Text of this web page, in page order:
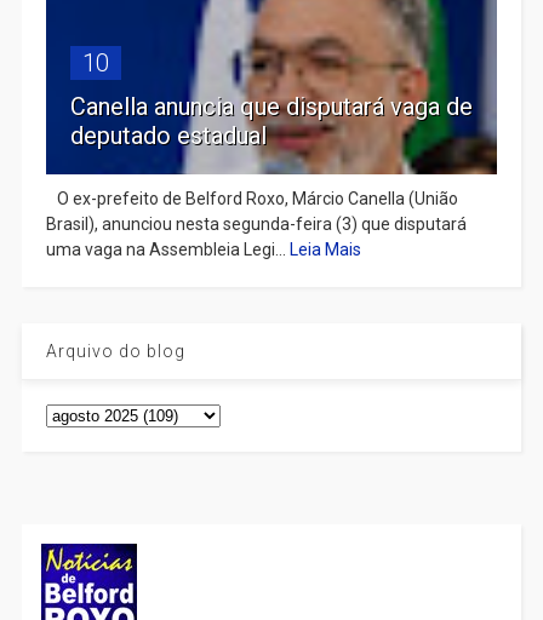
10
Canella anuncia que disputará vaga de
deputado estadual
​ O ex-prefeito de Belford Roxo, Márcio Canella (União
Brasil), anunciou nesta segunda-feira (3) que disputará
uma vaga na Assembleia Legi...
Leia Mais
Arquivo do blog